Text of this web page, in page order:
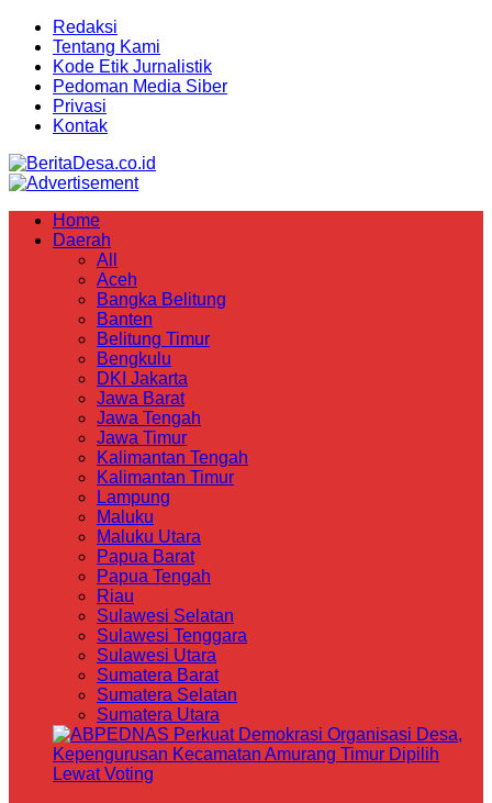
Redaksi
Tentang Kami
Kode Etik Jurnalistik
Pedoman Media Siber
Privasi
Kontak
Home
Daerah
All
Aceh
Bangka Belitung
Banten
Belitung Timur
Bengkulu
DKI Jakarta
Jawa Barat
Jawa Tengah
Jawa Timur
Kalimantan Tengah
Kalimantan Timur
Lampung
Maluku
Maluku Utara
Papua Barat
Papua Tengah
Riau
Sulawesi Selatan
Sulawesi Tenggara
Sulawesi Utara
Sumatera Barat
Sumatera Selatan
Sumatera Utara